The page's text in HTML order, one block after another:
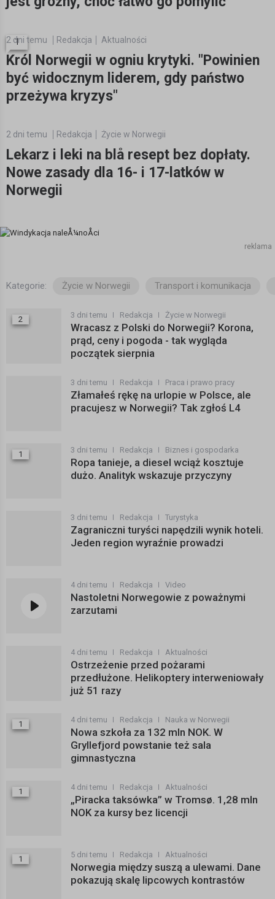
1
2 dni temu Redakcja Aktualności
Król Norwegii w ogniu krytyki. "Powinien
być widocznym liderem, gdy państwo
przeżywa kryzys"
2 dni temu Redakcja Życie w Norwegii
Lekarz i leki na blå resept bez dopłaty.
Nowe zasady dla 16- i 17-latków w
Norwegii
reklama
Kategorie: Życie w Norwegii Transport i komunikacja
2 3 dni temu Redakcja Życie w Norwegii
Wracasz z Polski do Norwegii? Korona,
prąd, ceny i pogoda - tak wygląda
początek sierpnia
3 dni temu Redakcja Praca i prawo pracy
Złamałeś rękę na urlopie w Polsce, ale
pracujesz w Norwegii? Tak zgłoś L4
1 3 dni temu Redakcja Biznes i gospodarka
Ropa tanieje, a diesel wciąż kosztuje
dużo. Analityk wskazuje przyczyny
3 dni temu Redakcja Turystyka
Zagraniczni turyści napędzili wynik hoteli.
Jeden region wyraźnie prowadzi
4 dni temu Redakcja Video
Nastoletni Norwegowie z poważnymi
zarzutami
4 dni temu Redakcja Aktualności
Ostrzeżenie przed pożarami
przedłużone. Helikoptery interweniowały
już 51 razy
1 4 dni temu Redakcja Nauka w Norwegii
Nowa szkoła za 132 mln NOK. W
Gryllefjord powstanie też sala
gimnastyczna
1 4 dni temu Redakcja Aktualności
„Piracka taksówka” w Tromsø. 1,28 mln
NOK za kursy bez licencji
1 5 dni temu Redakcja Aktualności
Norwegia między suszą a ulewami. Dane
pokazują skalę lipcowych kontrastów